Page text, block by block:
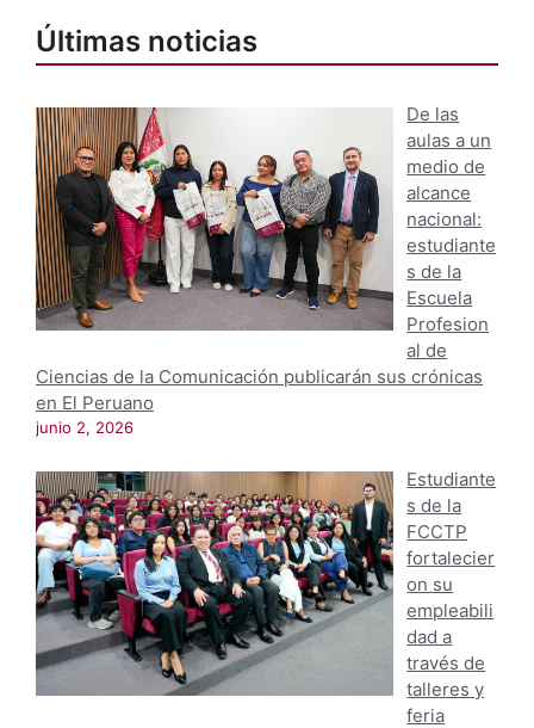
Últimas noticias
De las
aulas a un
medio de
alcance
nacional:
estudiante
s de la
Escuela
Profesion
al de
Ciencias de la Comunicación publicarán sus crónicas
en El Peruano
junio 2, 2026
Estudiante
s de la
FCCTP
fortalecier
on su
empleabili
dad a
través de
talleres y
feria